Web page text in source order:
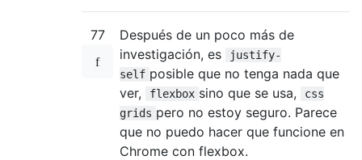
77
Después de un poco más de
investigación, es
justify-
self posible que no tenga nada que
ver,
flexbox sino que se usa,
css
grids pero no estoy seguro. Parece
que no puedo hacer que funcione en
Chrome con flexbox.